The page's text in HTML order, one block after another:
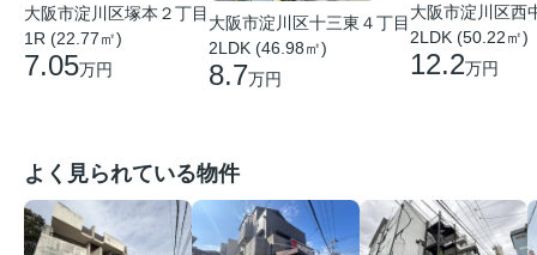
大阪市淀川区塚本２丁目
1R (22.77㎡)
7.05万円
大阪市淀川区十三東４丁目
2LDK (46.98㎡)
8.7万円
大阪市淀川区西
2LDK (50.22㎡)
12.2万円
よく見られている物件